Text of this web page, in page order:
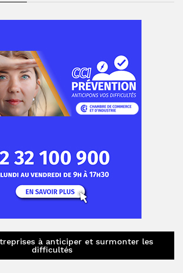
à anticiper et surmonter les
difficultés